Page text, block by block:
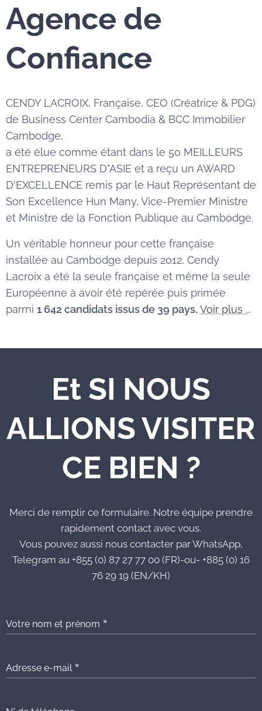
Agence de
Confiance
CENDY LACROIX, Française, CEO (Créatrice & PDG)
de Business Center Cambodia & BCC Immobilier
Cambodge,
a été élue comme étant dans le 50 MEILLEURS
ENTREPRENEURS D"ASIE et a reçu un AWARD
D'EXCELLENCE remis par le Haut Représentant de
Son Excellence Hun Many, Vice-Premier Ministre
et Ministre de la Fonction Publique au Cambodge.
Un véritable honneur pour cette française
installée au Cambodge depuis 2012, Cendy
Lacroix a été la seule française et même la seule
Européenne à avoir été repérée puis primée
parmi 1 642 candidats issus de 39 pays. Voir plus ...
Et SI NOUS
ALLIONS VISITER
CE BIEN ?
Merci de remplir ce formulaire. Notre équipe prendre
rapidement contact avec vous.
Vous pouvez aussi nous contacter par WhatsApp,
Telegram au +855 (0) 87 27 77 00 (FR)-ou- +885 (0) 16
76 29 19 (EN/KH)
Votre nom et prénom
Adresse e-mail